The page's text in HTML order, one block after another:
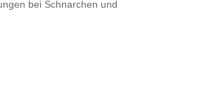
bei Schnarchen und